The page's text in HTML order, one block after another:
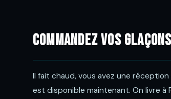
Commandez vos
Il fait chaud, vous avez une
est disponible maintenant. On livre à